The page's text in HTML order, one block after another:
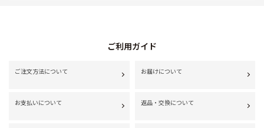
ご利用ガイド
ご注文方法について お届けについて
お支払いについて 返品・交換について